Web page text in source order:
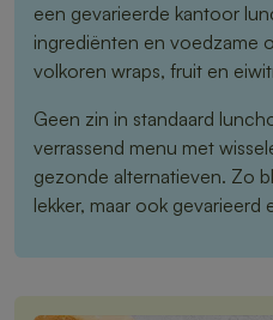
een gevarieerde kantoor
ingrediënten en voedzame
volkoren wraps, fruit en
Geen zin in standaard
verrassend menu met
gezonde alternatieven. Zo
lekker, maar ook gevarieerd